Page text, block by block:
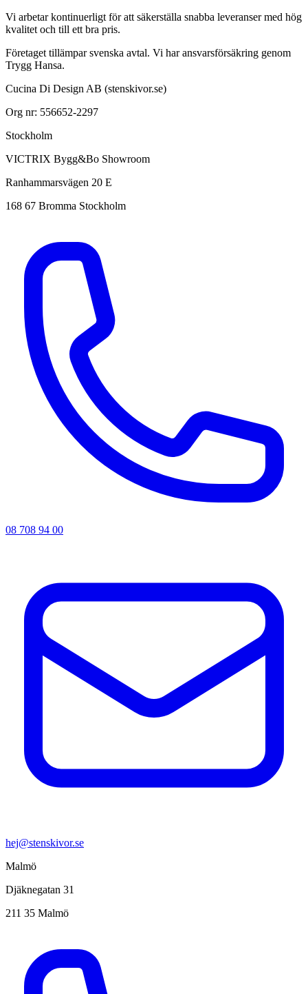
Vi arbetar kontinuerligt för att säkerställa snabba leveranser med hög
kvalitet och till ett bra pris.
Företaget tillämpar svenska avtal. Vi har ansvarsförsäkring genom
Trygg Hansa.
Cucina Di Design AB (stenskivor.se)
Org nr: 556652-2297
Stockholm
VICTRIX Bygg&Bo Showroom
Ranhammarsvägen 20 E
168 67 Bromma Stockholm
08 708 94 00
hej@stenskivor.se
Malmö
Djäknegatan 31
211 35 Malmö